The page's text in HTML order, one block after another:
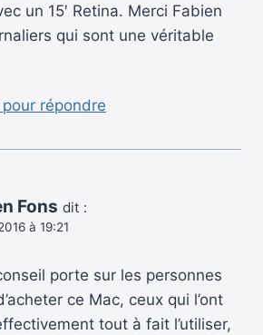
un 15′ Retina. Merci Fabien
qui sont une véritable
répondre
Fons dit :
à 19:21
porte sur les personnes
ce Mac, ceux qui l’ont
tout à fait l’utiliser,